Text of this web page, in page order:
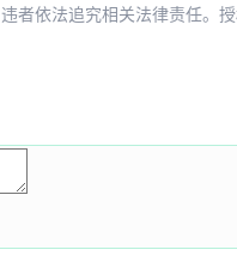
者依法追究相关法律责任。